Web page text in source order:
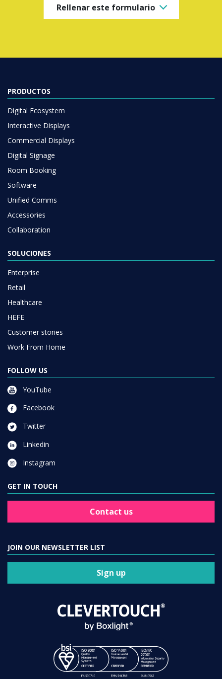
Rellenar este formulario
PRODUCTOS
Digital Ecosystem
Interactive Displays
Commercial Displays
Digital Signage
Room Booking
Software
Unified Comms
Accessories
Collaboration
SOLUCIONES
Enterprise
Retail
Healthcare
HEFE
Customer stories
Work From Home
FOLLOW US
YouTube
Facebook
Twitter
Linkedin
Instagram
GET IN TOUCH
Contact us
JOIN OUR NEWSLETTER LIST
Sign up